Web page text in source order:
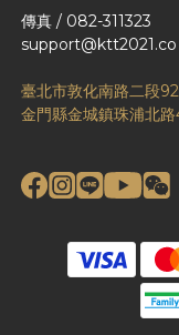
傳真 / 082-311323
support@ktt2021.co
臺北市敦化南路二段
金門縣金城鎮珠浦北